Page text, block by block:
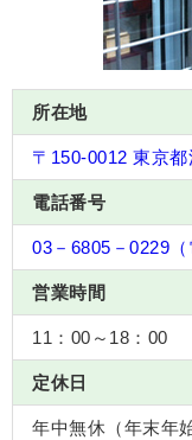
所在地
〒150-0012 東京
電話番号
03－6805－0229（
営業時間
11：00～18：00
定休日
年中無休（年末年